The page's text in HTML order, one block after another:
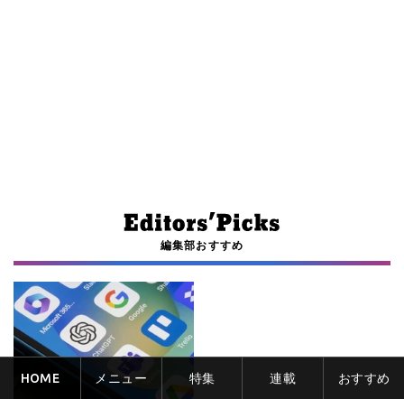
編集部おすすめ
HOME メニュー 特集 連載 おすすめ